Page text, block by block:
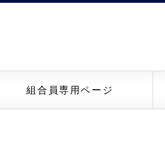
組合員専用ページ